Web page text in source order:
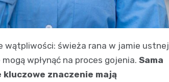
wątpliwości: świeża rana w jamie ustnej
wpłynąć na proces gojenia. Sama
znaczenie mają